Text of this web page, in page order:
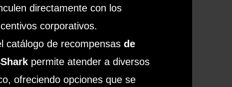
directamente con los
corporativos.
catálogo de recompensas de
permite atender a diversos
ofreciendo opciones que se